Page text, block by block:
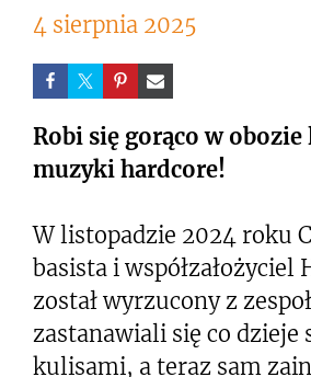
4 sierpnia 2025
Robi się gorąco w obozie
muzyki hardcore!
W listopadzie 2024 roku
basista i współzałożyciel
został wyrzucony z
zastanawiali się co dzieje
kulisami, a teraz sam